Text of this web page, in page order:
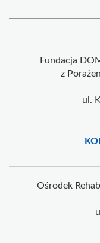
Fundacja
z
ul.
Ośrodek